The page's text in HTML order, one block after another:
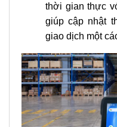
thời gian thực
giúp cập nhật
giao dịch một